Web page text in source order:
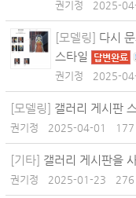
권기정 2025-
[모델링] 다시
스타일
답변완료
권기정 2025-
[모델링] 갤러리 게시판
권기정 2025-04-01 177
[기타] 갤러리 게시판을
권기정 2025-01-23 276